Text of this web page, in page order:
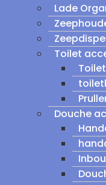
Lade
Toilet
Douche